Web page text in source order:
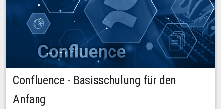
Confluence - Basisschulung für den
Anfang